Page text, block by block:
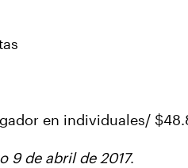
en individuales/
9 de abril de 2017.